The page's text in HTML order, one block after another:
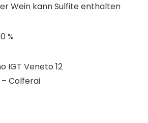
Wein kann Sulfite enthalten
%
IGT Veneto 12
– Colferai